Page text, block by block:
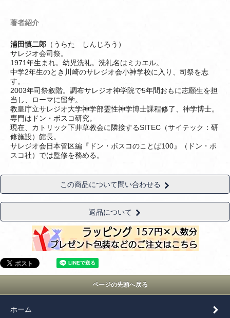
著者紹介
浦田慎二郎 （うらた しんじろう）
サレジオ会司祭。
1971年生まれ。幼児洗礼。洗礼名はミカエル。
中学2年生のとき川崎のサレジオ会小神学校に入り、司祭を志
す。
2003年司祭叙階。調布サレジオ神学院で5年間おもに志願生を担
当し、ローマに留学。
教皇庁立サレジオ大学神学部霊性神学博士課程修了、神学博士。
専門はドン・ボスコ研究。
現在、カトリック下井草教会に隣接するSITEC（サイテック：研
修施設）館長。
サレジオ会日本管区編『ドン・ボスコのことば100』（ドン・ボ
スコ社）では監修を務める。
この商品について問い合わせる
返品について
ページの先頭へ戻る
ホーム